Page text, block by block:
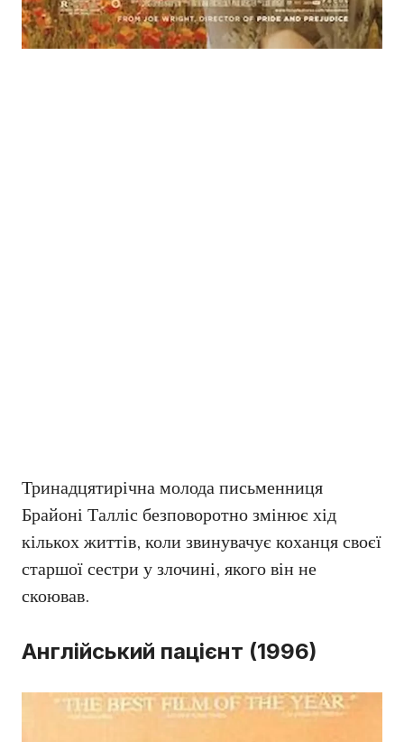
Тринадцятирічна молода письменниця
Брайоні Талліс безповоротно змінює хід
кількох життів, коли звинувачує коханця своєї
старшої сестри у злочині, якого він не
скоював.
Англійський пацієнт (1996)